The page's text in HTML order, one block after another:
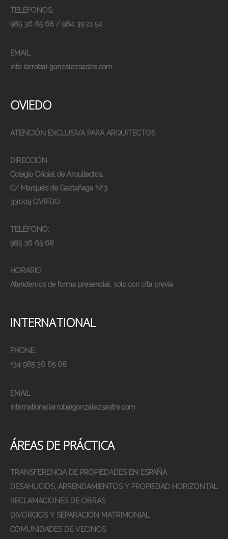
TELÉFONOS:
985 36 65 68 / 984 39 21 54
EMAIL
info (arroba) gonzalezsastre.com
OVIEDO
ATENCIÓN EXCLUSIVA PARA ARQUITECTOS
DIRECCIÓN:
Colegio Oficial de Arquitectos.
C/ Marqués de Gastañaga Nº3
33009 OVIEDO
TELÉFONO:
985 36 65 68
HORARIO
Atendemos de forma presencial, solo con cita previa
INTERNATIONAL
PHONE:
+34 985 36 65 68
EMAIL
international(arroba)gonzalezsastre.com
ÁREAS DE PRÁCTICA
TRANSFERENCIA DE PROPIEDADES EN ESPAÑA
DESAHUCIOS, ARRENDAMIENTOS Y PROPIEDAD HORIZONTAL
RECLAMACIONES DE OBRAS
DIVORCIOS Y SEPARACIÓN MATRIMONIAL
COMUNIDADES DE VECINOS